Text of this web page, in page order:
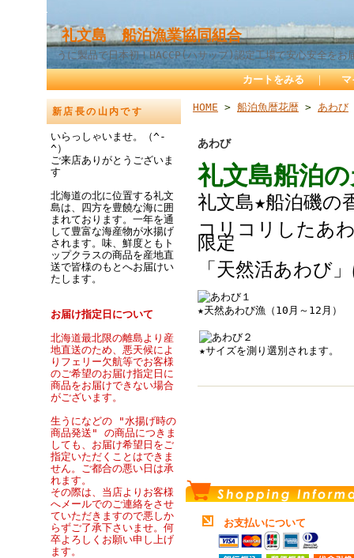
礼文島 船泊漁業協同組合
うに製品で日本初！HACCP(ハサップ)認定工場で安心安全をお
カートをみる ｜ マ
新店長の山内です
いらっしゃいませ。（^-
^）
ご来店ありがとうございま
す
北海道の北に位置する礼文
島は、四方を豊饒な海に囲
まれております。一年を通
して豊富な海産物が水揚げ
されます。味、鮮度ともト
ップクラスの商品を産地直
送で皆様のもとへお届けい
たします。
お届け指定日について
北海道最北限の離島より産
地直送のため、悪天候によ
りフェリー欠航等でお客様
のご希望のお届け指定日に
商品をお届けできない場合
がございます。
生うになどの "水揚げ時の
商品発送" の商品につきま
しても、お届け希望日をご
指定いただくことはできま
せん。ご都合の悪い日は承
れます。
その際は、当店よりお客様
へメールでのご連絡をさせ
ていただきますので悪しか
らずご了承下さいませ。何
卒よろしくお願い申し上げ
ます。
HOME > 船泊魚暦花暦 > あわび
あわび
礼文島船泊
礼文島★船泊磯の
コリコリしたあ
限定
「天然活あわび
★天然あわび漁（10月～12月）
★サイズを測り選別されます。
お支払いについて